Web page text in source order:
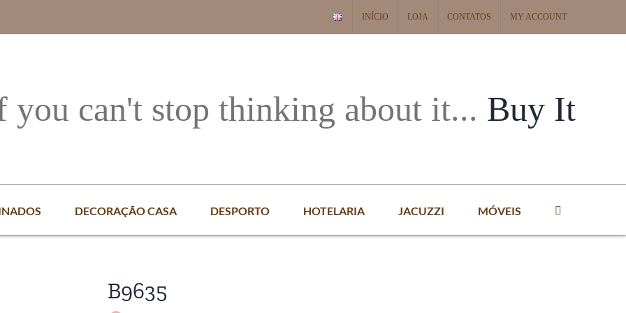
INÍCIO LOJA CONTATOS MY ACCOUNT
you can't stop thinking about it... Buy It
DECORAÇÃO CASA DESPORTO HOTELARIA JACUZZI MÓVEIS
B9635